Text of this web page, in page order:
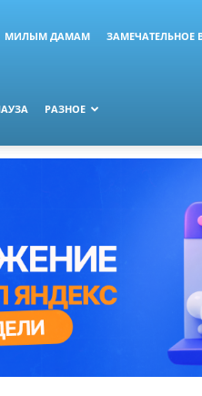
МИЛЫМ ДАМАМ ЗАМЕЧАТЕЛЬНОЕ
РАЗНОЕ